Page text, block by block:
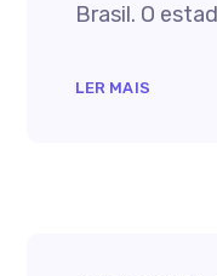
Brasil. O
LER MAIS